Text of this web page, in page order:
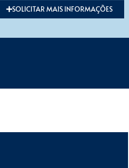
SOLICITAR MAIS INFORMAÇÕES